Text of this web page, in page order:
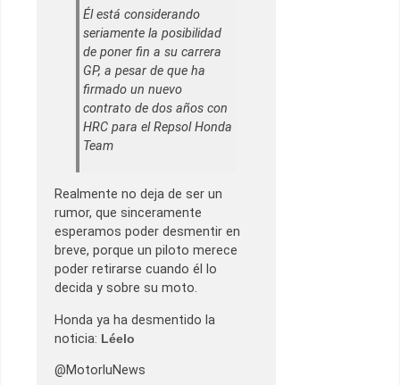
Él está considerando
seriamente la posibilidad
de poner fin a su carrera
GP, a pesar de que ha
firmado un nuevo
contrato de dos años con
HRC para el Repsol Honda
Team
Realmente no deja de ser un
rumor, que sinceramente
esperamos poder desmentir en
breve, porque un piloto merece
poder retirarse cuando él lo
decida y sobre su moto.
Honda ya ha desmentido la
noticia: Léelo
@MotorluNews